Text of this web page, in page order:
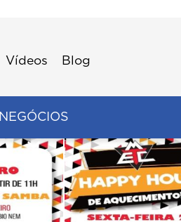
Vídeos Blog
NEGÓCIOS